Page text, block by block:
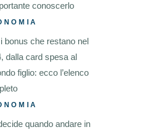
conoscerlo
bonus che restano nel
dalla card spesa al
figlio: ecco l’elenco
quando andare in